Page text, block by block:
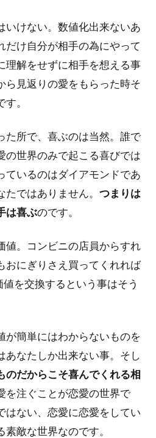
いけない。数値化出来ないあ
だけ自分が相手の為にやって
理解をせずに相手を想える事
ら見返りの愛をもらった時そ
。
た所で、喜ぶのは当然。誰で
の世界のみで起こる喜びでは
ているのはダイアモンドであ
ではありません。 つまりは
は喜ぶのです。
値。コンビニの店員からすれ
おにぎりさえ買ってくれれば
を交換するという事はそう
が簡単にはわからないものを
あなたしか出来ない事。そし
のだからこそ喜んでくれる相
を注ぐことが恋愛の世界で
はない、恋愛に恋愛をしてい
敵な世界なのです。